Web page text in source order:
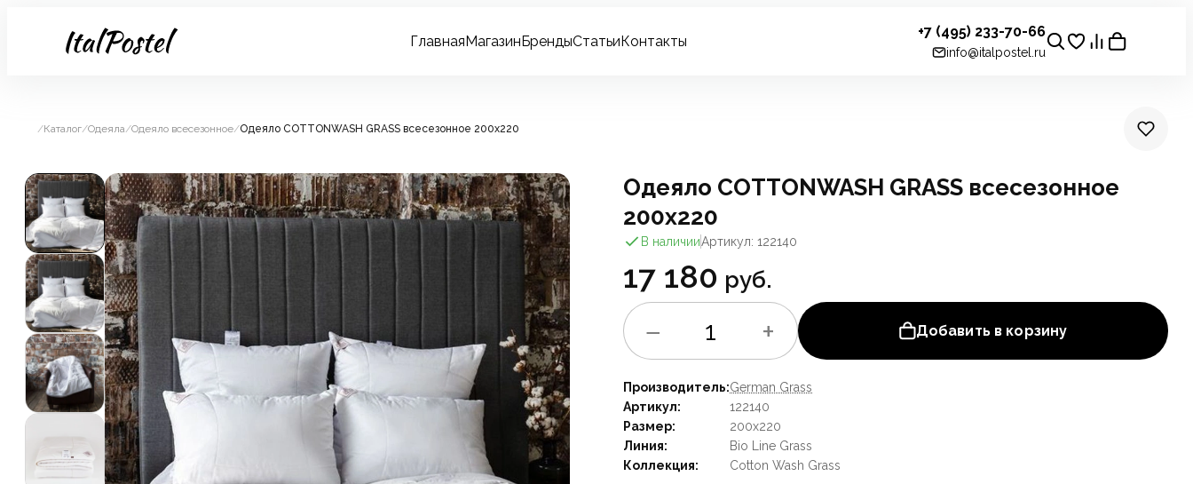
ГлавнаяМагазинБрендыСтатьиКонтакты
+7 (495) 233-70-66
info@italpostel.ru
/Каталог/Одеяла/Одеяло всесезонное/Одеяло COTTONWASH GRASS всесезонное 200x220
Одеяло COTTONWASH GRASS всесезонное
200x220
В наличииАртикул: 122140
17 180 руб.
− 1 + Добавить в корзину
Производитель:German Grass
Артикул:
122140
Размер:
200x220
Линия:
Bio Line Grass
Коллекция:
Cotton Wash Grass